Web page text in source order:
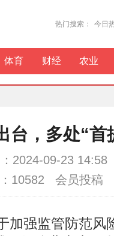
热门搜索： 今日
体育 财经 农业
台，多处“首
2024-09-23
10582 会员投稿
加强监管防范风